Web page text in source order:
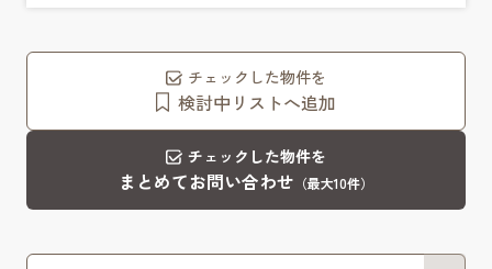
チェックした物件を
検討中リストへ追加
チェックした物件を
まとめてお問い合わせ （最大10件）